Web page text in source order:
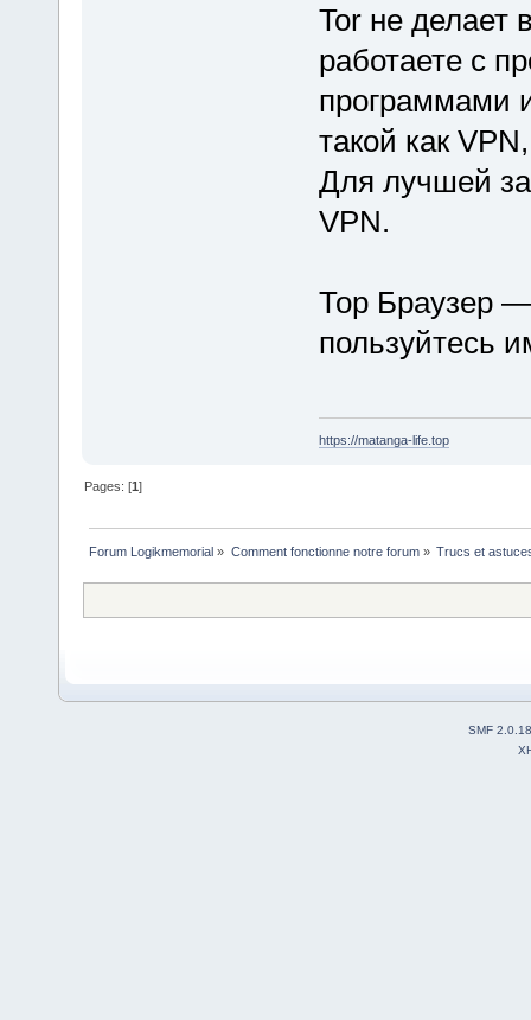
Tor не
работаете с
программами
такой как
Для лучшей
VPN.
Тор Браузер
пользуйтесь
https://matanga-life.top
Pages: [1]
Forum Logikmemorial » Comment fonctionne notre forum» Trucs et
SMF 2.0.18